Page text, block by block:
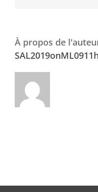
À propos de